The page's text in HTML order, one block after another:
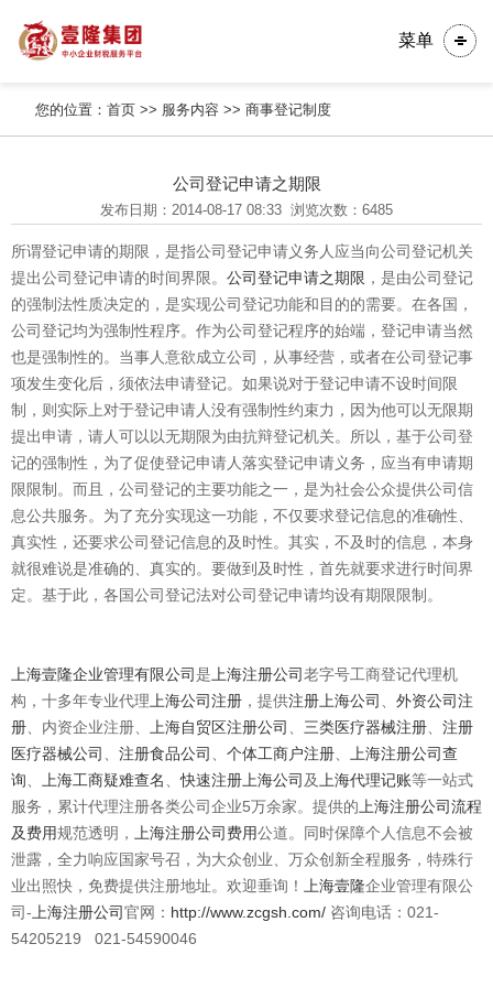
菜单
您的位置：首页 >> 服务内容 >>商事登记制度
公司登记申请之期限
发布日期：2014-08-17 08:33 浏览次数：6485
所谓登记申请的期限，是指公司登记申请义务人应当向公司登记机关
提出公司登记申请的时间界限。 公司登记申请之期限 ，是由公司登记
的强制法性质决定的，是实现公司登记功能和目的的需要。在各国，
公司登记均为强制性程序。作为公司登记程序的始端，登记申请当然
也是强制性的。当事人意欲成立公司，从事经营，或者在公司登记事
项发生变化后，须依法申请登记。如果说对于登记申请不设时间限
制，则实际上对于登记申请人没有强制性约束力，因为他可以无限期
提出申请，请人可以以无期限为由抗辩登记机关。所以，基于公司登
记的强制性，为了促使登记申请人落实登记申请义务，应当有申请期
限限制。而且，公司登记的主要功能之一，是为社会公众提供公司信
息公共服务。为了充分实现这一功能，不仅要求登记信息的准确性、
真实性，还要求公司登记信息的及时性。其实，不及时的信息，本身
就很难说是准确的、真实的。要做到及时性，首先就要求进行时间界
定。基于此，各国公司登记法对公司登记申请均设有期限限制。
上海壹隆企业管理有限公司是 上海注册公司老字号工商登记代理机
构，十多年专业代理 上海公司注册 ，提供注册上海公司
外资公司注
册 、内资企业注册、 上海自贸区注册公司 三类医疗器械注册
注册
医疗器械公司
注册食品公司 个体工商户注册
上海注册公司查
询
上海工商疑难查名 、快速注册上海公司 及 上海代理记账等一站式
服务，累计代理注册各类公司企业5万余家。提供的 上海注册公司流程
及费用规范透明， 上海注册公司费用公道。同时保障个人信息不会被
泄露，全力响应国家号召，为大众创业、万众创新全程服务，特殊行
业出照快，免费提供注册地址。欢迎垂询！
上海壹隆企业管理有限公
司- 上海注册公司官网： http://www.zcgsh.com/ 咨询电话：021-
54205219 021-54590046